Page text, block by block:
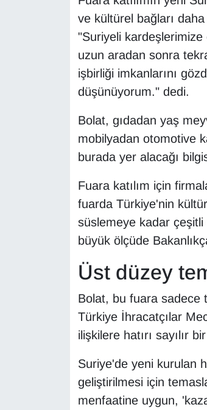
ve kültürel bağları
"Suriyeli
uzun aradan sonra
işbirliği imkanlarını
düşünüyorum." dedi.
Bolat, gıdadan yaş
mobilyadan otomotive
burada yer alacağı
Fuara katılım için
fuarda Türkiye'nin
süslemeye kadar çeşitli
büyük ölçüde
Üst düzey
Bolat, bu fuara sadece
Türkiye İhracatçılar
ilişkilere hatırı sayılır
Suriye'de yeni kurulan
geliştirilmesi için
menfaatine uygun,
ONE EKONOMİ
POLİTİKA
Resmi İlanlar
RÖPORTAJ
Sinema - TV
TEKNOLOJİ